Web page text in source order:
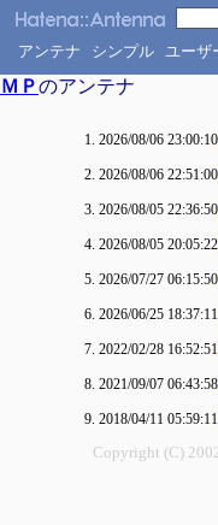
アンテナ シンプル ユーザ
ＭＰのアンテナ
2026/08/06 23:00:10
2026/08/06 22:51:00
2026/08/05 22:36:50
2026/08/05 20:05:22
2026/07/27 06:15:50
2026/06/25 18:37:11
2022/02/28 16:52:51
2021/09/07 06:43:58
2018/04/11 05:59:11
Copyright (C)